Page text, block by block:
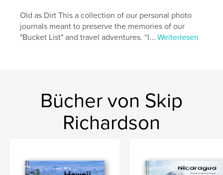
Old as Dirt This a collection of our personal photo
journals meant to preserve the memories of our
"Bucket List" and travel adventures. “I...Weiterlesen
Bücher von Skip
Richardson